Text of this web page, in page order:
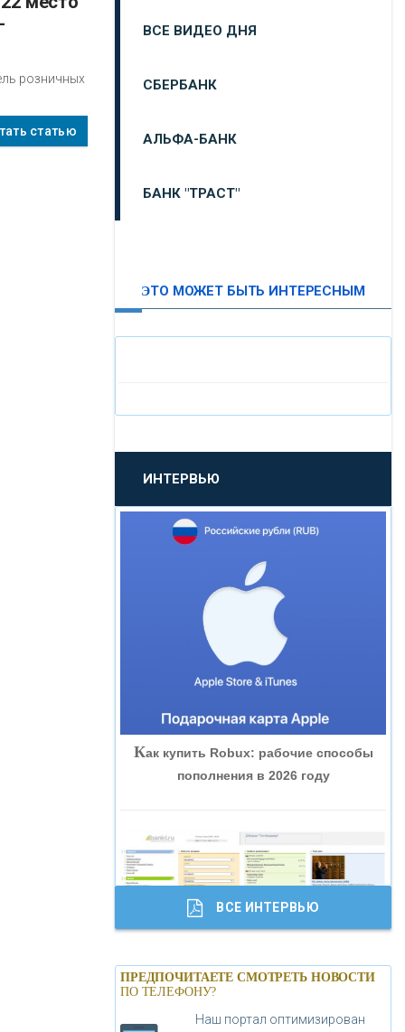
розничных
статью
ВСЕ ВИДЕО ДНЯ
СБЕРБАНК
АЛЬФА-БАНК
БАНК "ТРАСТ"
«ПРОМСВЯЗЬБАНК»
«НОВИКОМБАНК»
«СМП БАНК»
«ВНЕШПРОМБАНК»
«БАНК ГЛОБЭКС»
«ТРАСТ»
«ГАЗПРОМБАНК»
«МОСКОВСКИЙ КРЕДИТНЫЙ
БАНК»
ЭТО МОЖЕТ БЫТЬ ИНТЕРЕСНЫМ
ИНТЕРВЬЮ
Как купить Robux: рабочие способы
пополнения в 2026 году
Банки.ру обновил логотип впервые за
19 лет - «Лента новостей»
ВСЕ ИНТЕРВЬЮ
ПРЕДПОЧИТАЕТЕ СМОТРЕТЬ НОВОСТИ
ПО ТЕЛЕФОНУ?
Наш портал оптимизирован